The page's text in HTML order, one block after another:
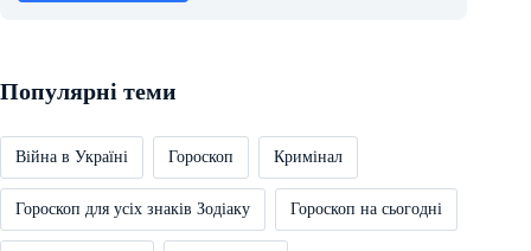
Популярні теми
Війна в Україні Гороскоп Кримінал
Гороскоп для усіх знаків Зодіаку Гороскоп на сьогодні